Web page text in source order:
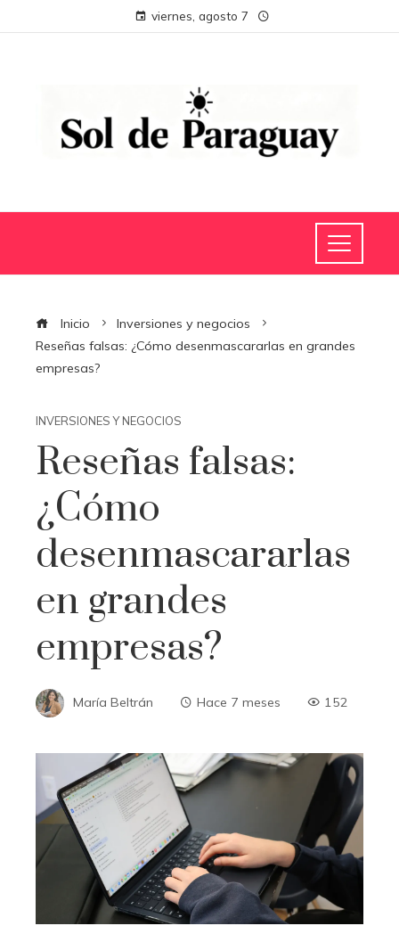
viernes, agosto 7
Inicio
Inversiones y negocios
Reseñas falsas: ¿Cómo desenmascararlas en grandes
empresas?
INVERSIONES Y NEGOCIOS
Reseñas falsas:
¿Cómo
desenmascararlas
en grandes
empresas?
María Beltrán Hace 7 meses 152